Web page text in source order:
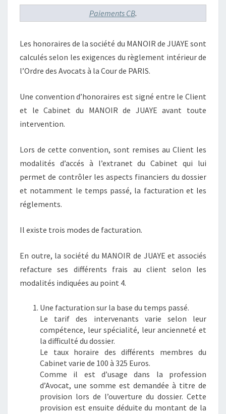
Paiements CB.
Les honoraires de la société du MANOIR de JUAYE sont
calculés selon les exigences du règlement intérieur de
l’Ordre des Avocats à la Cour de PARIS.
Une convention d’honoraires est signé entre le Client
et le Cabinet du MANOIR de JUAYE avant toute
intervention.
Lors de cette convention, sont remises au Client les
modalités d’accés à l’extranet du Cabinet qui lui
permet de contrôler les aspects financiers du dossier
et notamment le temps passé, la facturation et les
réglements.
Il existe trois modes de facturation.
En outre, la société du MANOIR de JUAYE et associés
refacture ses différents frais au client selon les
modalités indiquées au point 4.
Une facturation sur la base du temps passé.
Le tarif des intervenants varie selon leur
compétence, leur spécialité, leur ancienneté et
la difficulté du dossier.
Le taux horaire des différents membres du
Cabinet varie de 100 à 325 Euros.
Comme il est d’usage dans la profession
d’Avocat, une somme est demandée à titre de
provision lors de l’ouverture du dossier. Cette
provision est ensuite déduite du montant de la